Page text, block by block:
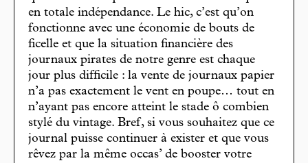
en totale indépendance. Le hic, c’est qu’on
fonctionne avec une économie de bouts de
ficelle et que la situation financière des
journaux pirates de notre genre est chaque
jour plus difficile : la vente de journaux papier
n’a pas exactement le vent en poupe… tout en
n’ayant pas encore atteint le stade ô combien
stylé du vintage. Bref, si vous souhaitez que ce
journal puisse continuer à exister et que vous
rêvez par la même occas’ de booster votre